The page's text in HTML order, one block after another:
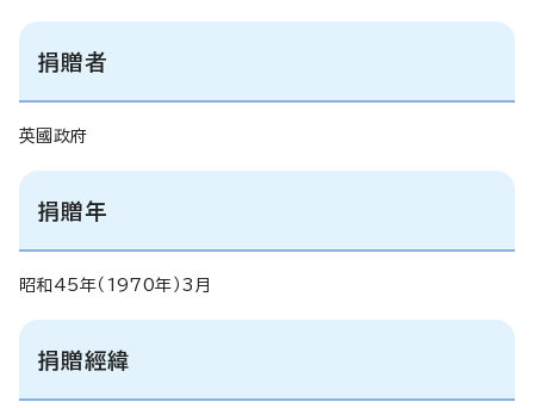
捐贈者
英國政府
捐贈年
昭和45年（1970年）3月
捐贈經緯